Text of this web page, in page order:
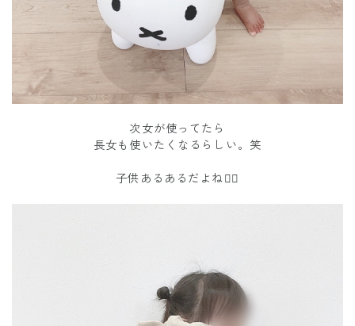
次女が使ってたら
長女も使いたくなるらしい。笑
子供あるあるだよね💁‍♀️